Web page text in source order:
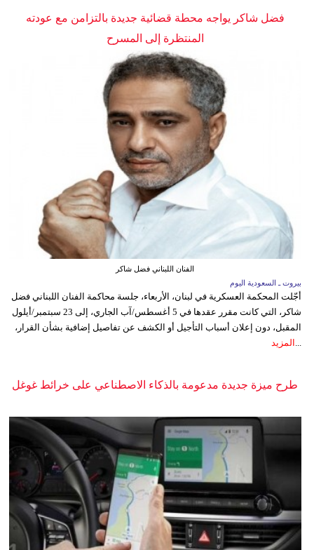
فضل شاكر يواجه محطة قضائية جديدة بالتزامن مع عودته
المنتظرة إلى المسرح
الفنان اللبناني فضل شاكر
بيروت ـ السعودية اليوم
أجّلت المحكمة العسكرية في لبنان، الأربعاء، جلسة محاكمة الفنان اللبناني فضل
شاكر، التي كانت مقرر عقدها في 5 أغسطس/آب الجاري، إلى 23 سبتمبر/أيلول
المقبل، دون إعلان أسباب التأجيل أو الكشف عن تفاصيل إضافية بشأن القرار،
المزيد
طرح ميزة جديدة مدعومة بالذكاء الاصطناعي على خرائط غوغل